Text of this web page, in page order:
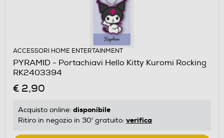
ACCESSORI HOME ENTERTAINMENT
PYRAMID - Portachiavi Hello Kitty Kuromi Rocking
RK2403394
€ 2,90
Acquisto online: disponibile
Ritiro in negozio in 30' gratuito: verifica